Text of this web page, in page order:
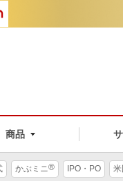
商品
かぶミニ® IPO・PO